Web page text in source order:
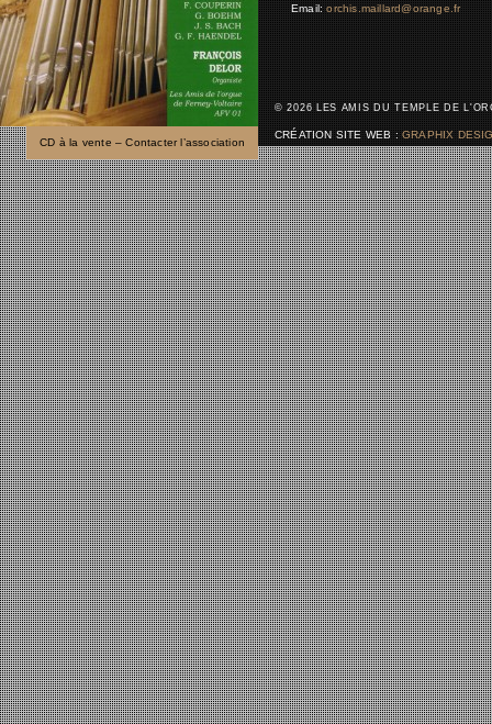
CD à la vente – Contacter l’association
Email:orchis.maillard@orange.fr
© 2026 LES AMIS DU TEMPLE DE
CRÉATION SITE WEB :GRAPHIX